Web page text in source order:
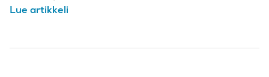
Lue artikkeli